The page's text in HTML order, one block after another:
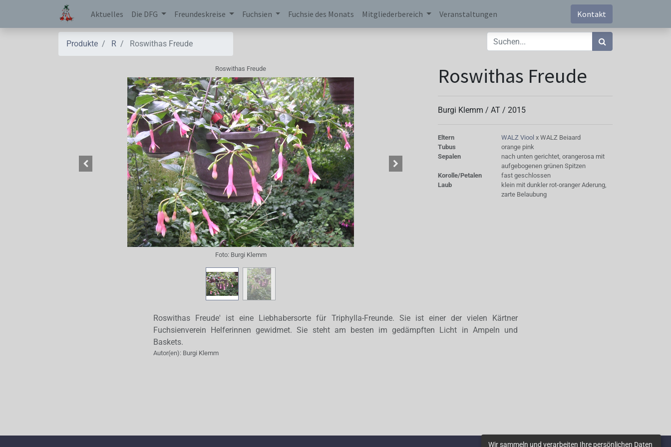
Aktuelles Die DFG Freundeskreise Fuchsien Fuchsie des Monats Mitgliederbereich Veranstaltungen Kontakt
Produkte R Roswithas Freude
Roswithas Freude
Foto: Burgi Klemm
Roswithas Freude
Burgi Klemm / AT / 2015
Eltern WALZ Viool x WALZ Beiaard
Tubus
orange pink
Sepalen
nach unten gerichtet, orangerosa mit
aufgebogenen grünen Spitzen
Korolle/Petalen
fast geschlossen
Laub
klein mit dunkler rot-oranger Aderung,
zarte Belaubung
Roswithas Freude' ist eine Liebhabersorte für Triphylla-Freunde. Sie ist einer der vielen Kärtner
Fuchsienverein Helferinnen gewidmet. Sie steht am besten im gedämpften Licht in Ampeln und
Baskets.
Autor(en): Burgi Klemm
Wir sammeln und verarbeiten Ihre persönlichen Daten